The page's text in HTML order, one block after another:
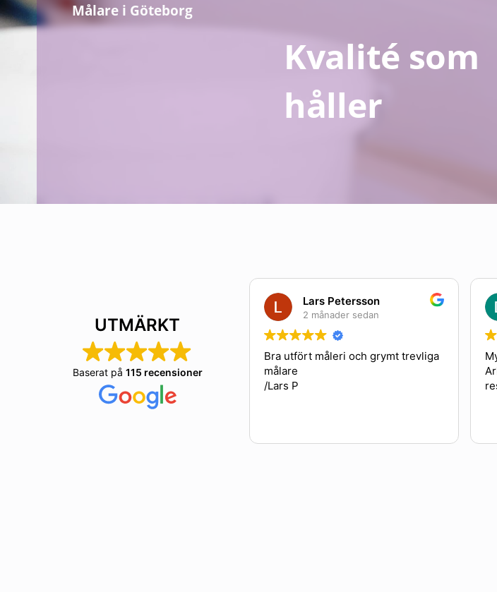
Målare i Göteborg
Kvalité som
håller
UTMÄRKT
Baserat på 115 recensioner
Lars Petersson
2 månader sedan
Bra utfört måleri och grymt trevliga
målare
/Lars P